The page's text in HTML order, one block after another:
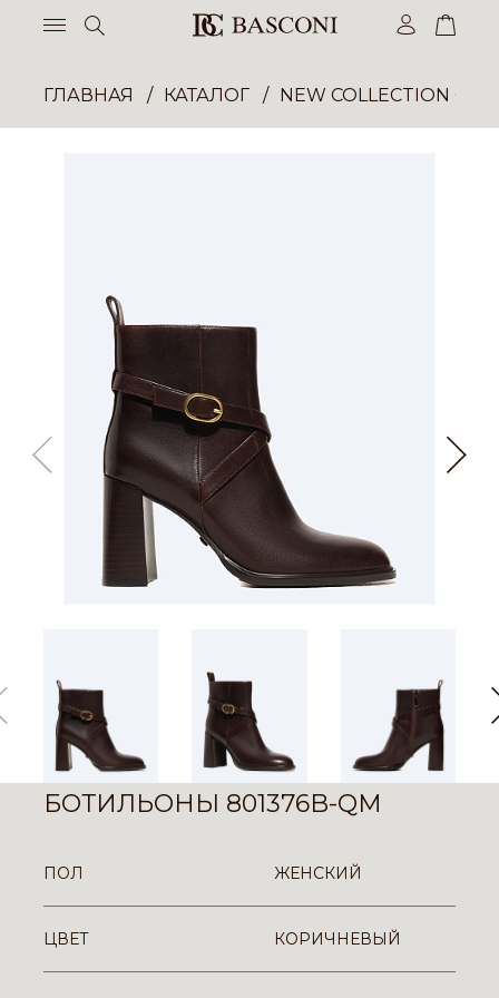
ГЛАВНАЯ КАТАЛОГ NEW COLLECTION
БОТИЛЬОНЫ 801376B-QM
ПОЛ ЖЕНСКИЙ
ЦВЕТ КОРИЧНЕВЫЙ